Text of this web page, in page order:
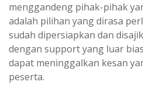
menggandeng pihak-pihak
adalah pilihan yang dirasa
sudah dipersiapkan dan
dengan support yang luar
dapat meninggalkan kesan
peserta.